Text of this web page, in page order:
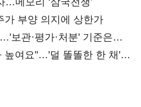
가 부양 의지에 상한가
보관·평가·처분' 기준은
높여요"…'덜 똘똘한 한 채'